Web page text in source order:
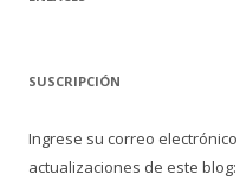
SUSCRIPCIÓN
Ingrese su correo
actualizaciones de este blog: